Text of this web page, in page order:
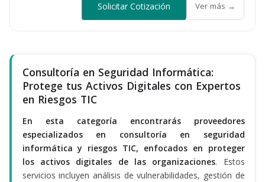
Solicitar Cotización Ver más →
Consultoría en Seguridad Informática:
Protege tus Activos Digitales con Expertos
en Riesgos TIC
En esta categoría encontrarás proveedores
especializados en consultoría en seguridad
informática y riesgos TIC, enfocados en proteger
los activos digitales de las organizaciones. Estos
servicios incluyen análisis de vulnerabilidades, gestión de